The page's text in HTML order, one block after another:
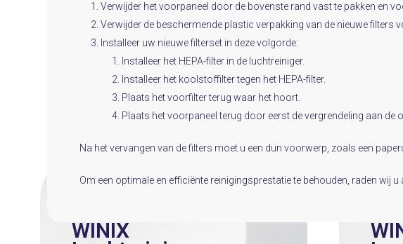
Verwijder het voorpaneel door de bovenste rand vast te pakken en
Verwijder de beschermende plastic verpakking van de nieuwe filters
Installeer uw nieuwe filterset in deze volgorde:
Installeer het HEPA-filter in de luchtreiniger.
Installeer het koolstoffilter tegen het HEPA-filter.
Plaats het voorfilter terug waar het hoort.
Plaats het voorpaneel terug door eerst de vergrendeling aan de
Na het vervangen van de filters moet u een dun voorwerp, zoals een
Om een ​​optimale en efficiënte reinigingsprestatie te behouden, raden wij
WINIX